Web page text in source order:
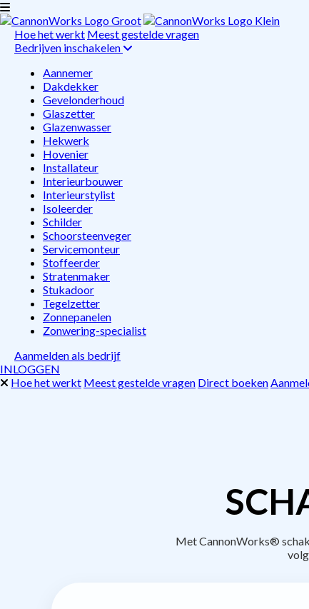
Hoe het werkt Meest gestelde vragen
Bedrijven inschakelen
Aannemer
Dakdekker
Gevelonderhoud
Glaszetter
Glazenwasser
Hekwerk
Hovenier
Installateur
Interieurbouwer
Interieurstylist
Isoleerder
Schilder
Schoorsteenveger
Servicemonteur
Stoffeerder
Stratenmaker
Stukadoor
Tegelzetter
Zonnepanelen
Zonwering-specialist
Aanmelden als bedrijf
INLOGGEN
Hoe het werkt Meest gestelde vragen Direct boeken
Met CannonWorks®